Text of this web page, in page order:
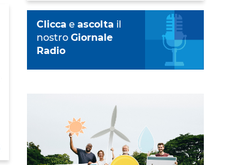
Clicca e ascolta il
nostro Giornale
Radio